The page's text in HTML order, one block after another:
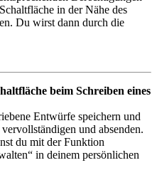
in der Nähe des
Du wirst dann durch die
beim Schreiben eines
Entwürfe speichern und
und absenden.
du mit der Funktion
in deinem persönlichen